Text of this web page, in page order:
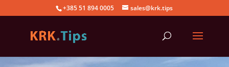
+385 51 894 0005 sales@krk.tips